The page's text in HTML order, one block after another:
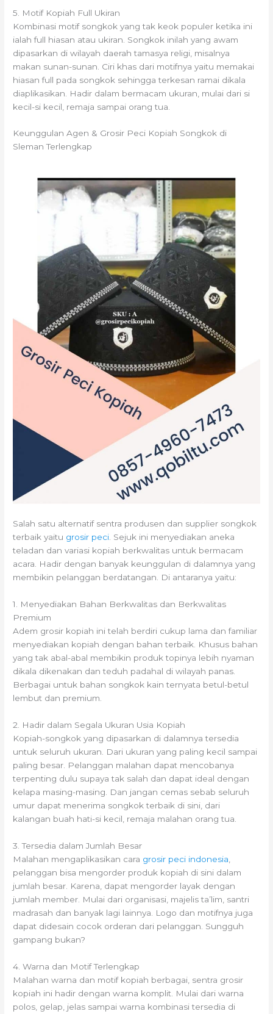
5. Motif Kopiah Full Ukiran
Kombinasi motif songkok yang tak keok populer ketika ini
ialah full hiasan atau ukiran. Songkok inilah yang awam
dipasarkan di wilayah daerah tamasya religi, misalnya
makan sunan-sunan. Ciri khas dari motifnya yaitu memakai
hiasan full pada songkok sehingga terkesan ramai dikala
diaplikasikan. Hadir dalam bermacam ukuran, mulai dari si
kecil-si kecil, remaja sampai orang tua.
Keunggulan Agen & Grosir Peci Kopiah Songkok di
Sleman Terlengkap
Salah satu alternatif sentra produsen dan supplier songkok
terbaik yaitu grosir peci. Sejuk ini menyediakan aneka
teladan dan variasi kopiah berkwalitas untuk bermacam
acara. Hadir dengan banyak keunggulan di dalamnya yang
membikin pelanggan berdatangan. Di antaranya yaitu:
1. Menyediakan Bahan Berkwalitas dan Berkwalitas
Premium
Adem grosir kopiah ini telah berdiri cukup lama dan familiar
menyediakan kopiah dengan bahan terbaik. Khusus bahan
yang tak abal-abal membikin produk topinya lebih nyaman
dikala dikenakan dan teduh padahal di wilayah panas.
Berbagai untuk bahan songkok kain ternyata betul-betul
lembut dan premium.
2. Hadir dalam Segala Ukuran Usia Kopiah
Kopiah-songkok yang dipasarkan di dalamnya tersedia
untuk seluruh ukuran. Dari ukuran yang paling kecil sampai
paling besar. Pelanggan malahan dapat mencobanya
terpenting dulu supaya tak salah dan dapat ideal dengan
kelapa masing-masing. Dan jangan cemas sebab seluruh
umur dapat menerima songkok terbaik di sini, dari
kalangan buah hati-si kecil, remaja malahan orang tua.
3. Tersedia dalam Jumlah Besar
Malahan mengaplikasikan cara grosir peci indonesia
pelanggan bisa mengorder produk kopiah di sini dalam
jumlah besar. Karena, dapat mengorder layak dengan
jumlah member. Mulai dari organisasi, majelis ta’lim, santri
madrasah dan banyak lagi lainnya. Logo dan motifnya juga
dapat didesain cocok orderan dari pelanggan. Sungguh
gampang bukan?
4. Warna dan Motif Terlengkap
Malahan warna dan motif kopiah berbagai, sentra grosir
kopiah ini hadir dengan warna komplit. Mulai dari warna
polos, gelap, jelas sampai warna kombinasi tersedia di